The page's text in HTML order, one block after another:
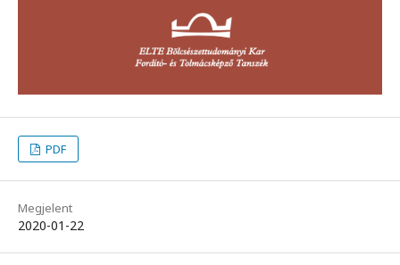
PDF
Megjelent
2020-01-22